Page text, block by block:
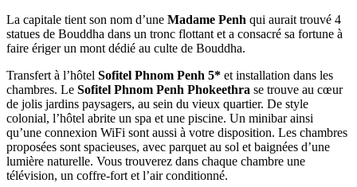
La capitale tient son nom d’une Madame Penh qui aurait trouvé 4
statues de Bouddha dans un tronc flottant et a consacré sa fortune à
faire ériger un mont dédié au culte de Bouddha.
Transfert à l’hôtel Sofitel Phnom Penh 5* et installation dans les
chambres. Le Sofitel Phnom Penh Phokeethra se trouve au cœur
de jolis jardins paysagers, au sein du vieux quartier. De style
colonial, l’hôtel abrite un spa et une piscine. Un minibar ainsi
qu’une connexion WiFi sont aussi à votre disposition. Les chambres
proposées sont spacieuses, avec parquet au sol et baignées d’une
lumière naturelle. Vous trouverez dans chaque chambre une
télévision, un coffre-fort et l’air conditionné.